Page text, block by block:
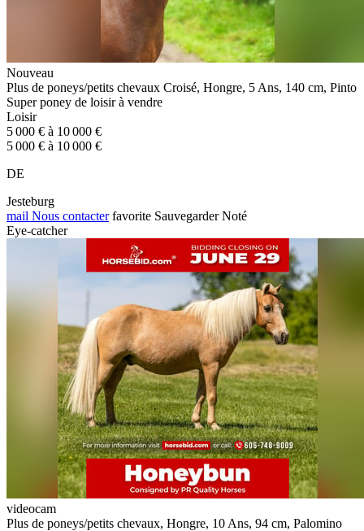
Nouveau
Plus de poneys/petits chevaux Croisé, Hongre, 5 Ans, 140 cm, Pinto
Super poney de loisir à vendre
Loisir
5 000 € à 10 000 €
5 000 € à 10 000 €
DE
Jesteburg
mail Nous contacter favorite Sauvegarder Noté
Eye-catcher
videocam
Plus de poneys/petits chevaux, Hongre, 10 Ans, 94 cm, Palomino